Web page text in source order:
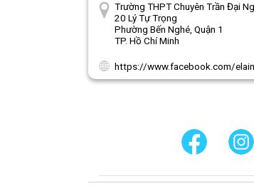
Trường THPT Chuyên Trần Đại
20 Lý Tự Trọng
Phường Bến Nghé, Quận 1
TP. Hồ Chí Minh
https://www.facebook.com/